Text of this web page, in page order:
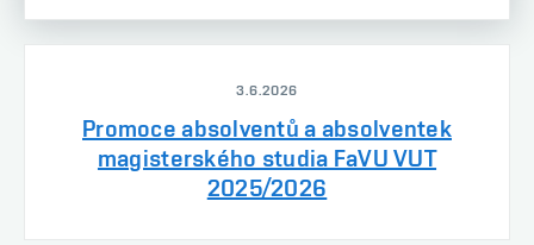
3.6.2026
Promoce absolventů a absolventek
magisterského studia FaVU VUT
2025/2026